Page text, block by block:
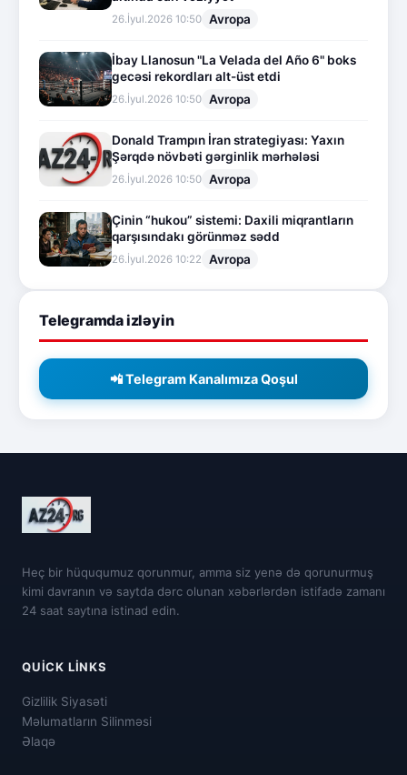
26.İyul.2026 10:50 Avropa
İbay Llanosun "La Velada del Año 6" boks
gecəsi rekordları alt-üst etdi
26.İyul.2026 10:50 Avropa
Donald Trampın İran strategiyası: Yaxın
Şərqdə növbəti gərginlik mərhələsi
26.İyul.2026 10:50 Avropa
Çinin “hukou” sistemi: Daxili miqrantların
qarşısındakı görünməz sədd
26.İyul.2026 10:22 Avropa
Telegramda izləyin
📲 Telegram Kanalımıza Qoşul
Heç bir hüququmuz qorunmur, amma siz yenə də qorunurmuş
kimi davranın və saytda dərc olunan xəbərlərdən istifadə zamanı
24 saat saytına istinad edin.
QUICK LINKS
Gizlilik Siyasəti
Məlumatların Silinməsi
Əlaqə